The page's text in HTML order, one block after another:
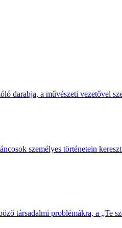
darabja, a művészeti vezetővel
személyes történetein
társadalmi problémákra, a „Te